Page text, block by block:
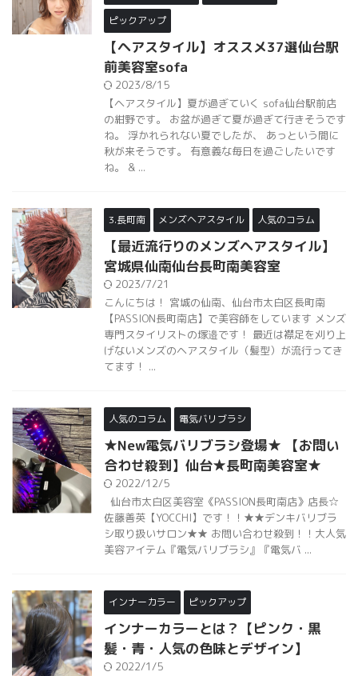
ピックアップ
【ヘアスタイル】オススメ37選仙台駅
前美容室sofa
2023/8/15
【ヘアスタイル】夏が過ぎていく sofa仙台駅前店
の紺野です。 お盆が過ぎて夏が過ぎて行きそうです
ね。 浮かれられない夏でしたが、 あっという間に
秋が来そうです。 有意義な毎日を過ごしたいです
ね。 & ...
3.長町南 メンズヘアスタイル 人気のコラム
【最近流行りのメンズヘアスタイル】
宮城県仙南仙台長町南美容室
2023/7/21
こんにちは！ 宮城の仙南、仙台市太白区長町南
【PASSION長町南店】で美容師をしています メンズ
専門スタイリストの塚邉です！ 最近は襟足を刈り上
げないメンズのヘアスタイル（髪型）が流行ってき
てます！ ...
人気のコラム 電気バリブラシ
★New電気バリブラシ登場★ 【お問い
合わせ殺到】仙台★長町南美容室★
2022/12/5
仙台市太白区美容室《PASSION長町南店》店長☆
佐藤善英【YOCCHI】です！！★★デンキバリブラ
シ取り扱いサロン★★ お問い合わせ殺到！！大人気
美容アイテム『電気バリブラシ』『電気バ ...
インナーカラー ピックアップ
インナーカラーとは？【ピンク・黒
髪・青・人気の色味とデザイン】
2022/1/5